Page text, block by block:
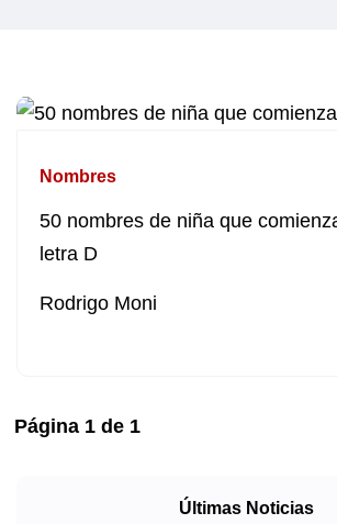
Nombres
50 nombres de niña que
letra D
Rodrigo Moni
Página 1 de 1
Últimas Noticias